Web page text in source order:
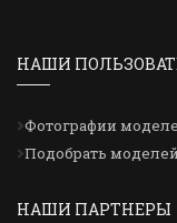
НАШИ
Фотографии
Подобрать
НАШИ ПАРТНЕРЫ